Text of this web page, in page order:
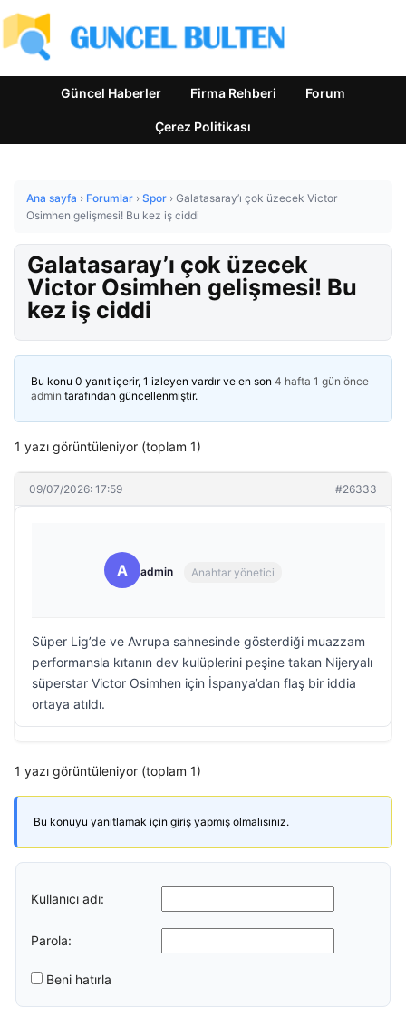
Güncel Haberler Firma Rehberi Forum
Çerez Politikası
Ana sayfa › Forumlar › Spor › Galatasaray’ı çok üzecek Victor
Osimhen gelişmesi! Bu kez iş ciddi
Galatasaray’ı çok üzecek
Victor Osimhen gelişmesi! Bu
kez iş ciddi
Bu konu 0 yanıt içerir, 1 izleyen vardır ve en son 4 hafta 1 gün önce
admin tarafından güncellenmiştir.
1 yazı görüntüleniyor (toplam 1)
09/07/2026: 17:59 #26333
A admin Anahtar yönetici
Süper Lig’de ve Avrupa sahnesinde gösterdiği muazzam
performansla kıtanın dev kulüplerini peşine takan Nijeryalı
süperstar Victor Osimhen için İspanya’dan flaş bir iddia
ortaya atıldı.
1 yazı görüntüleniyor (toplam 1)
Bu konuyu yanıtlamak için giriş yapmış olmalısınız.
Kullanıcı adı:
Parola:
Beni hatırla